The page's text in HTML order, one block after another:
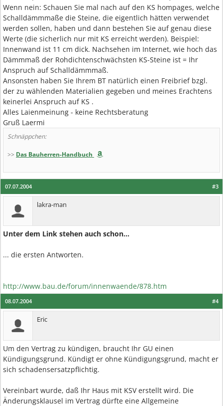
Wenn nein: Schauen Sie mal nach auf den KS hompages, welche
Schalldämmmaße die Steine, die eigentlich hätten verwendet
werden sollen, haben und dann bestehen Sie auf genau diese
Werte (die sicherlich nur mit KS erreicht werden). Beispiel:
Innenwand ist 11 cm dick. Nachsehen im Internet, wie hoch das
Dämmmaß der Rohdichtenschwächsten KS-Steine ist = Ihr
Anspruch auf Schalldämmmaß.
Ansonsten haben Sie Ihrem BT natürlich einen Freibrief bzgl.
der zu wählenden Materialien gegeben und meines Erachtens
keinerlei Anspruch auf KS .
Alles Laienmeinung - keine Rechtsberatung
Gruß Laermi
Schnäppchen:
>> Das Bauherren-Handbuch
#3
07.07.2004
lakra-man
Unter dem Link stehen auch schon...
... die ersten Antworten.
http://www.bau.de/forum/innenwaende/878.htm
#4
08.07.2004
Eric
Um den Vertrag zu kündigen, braucht Ihr GU einen
Kündigungsgrund. Kündigt er ohne Kündigungsgrund, macht er
sich schadensersatzpflichtig.
Vereinbart wurde, daß Ihr Haus mit KSV erstellt wird. Die
Änderungsklausel im Vertrag dürfte eine Allgemeine